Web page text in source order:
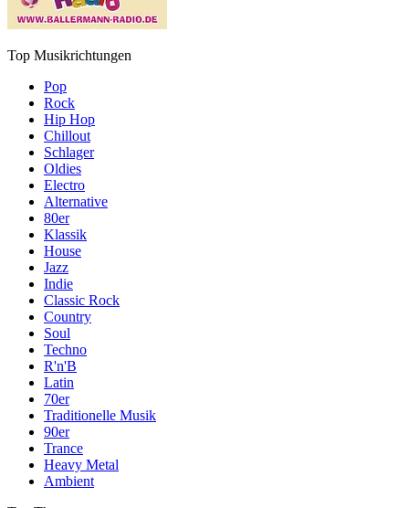
Top Musikrichtungen
Pop
Rock
Hip Hop
Chillout
Schlager
Oldies
Electro
Alternative
80er
Klassik
House
Jazz
Indie
Classic Rock
Country
Soul
Techno
R'n'B
Latin
70er
Traditionelle Musik
90er
Trance
Heavy Metal
Ambient